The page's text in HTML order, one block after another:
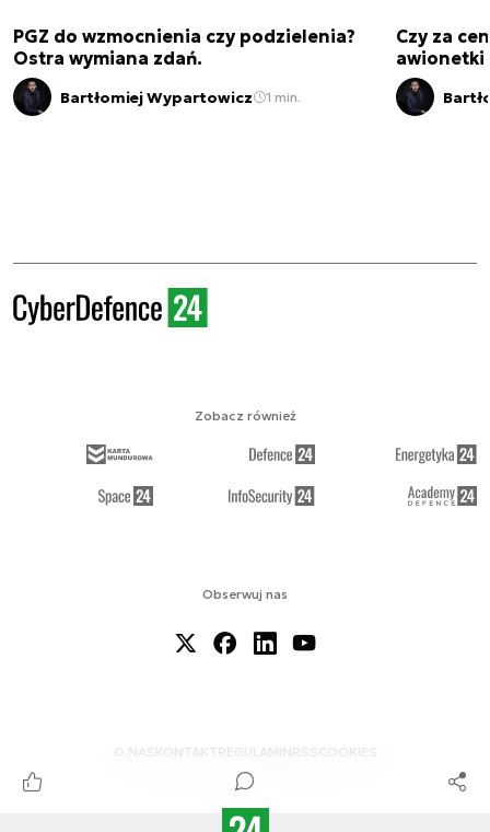
PGZ do wzmocnienia czy podzielenia?
Ostra wymiana zdań.
Bartłomiej Wypartowicz 1 min.
Czy za
awionetki
Obserwuj nas
O NAS KONTAKTREGULAMINRSS COOKIES
Zobacz również